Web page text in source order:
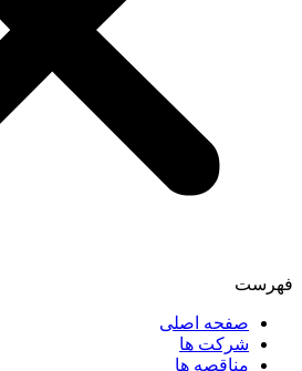
فهرست
صفحه اصلی
شرکت ها
مناقصه ها